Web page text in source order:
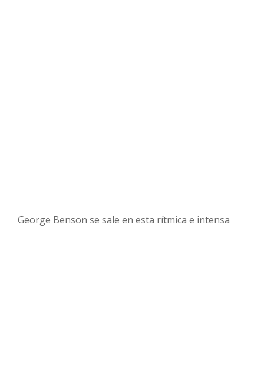
George Benson se sale en esta rítmica e intensa